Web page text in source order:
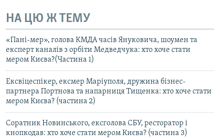
НА ЦЮ Ж ТЕМУ
«Пані-мер», голова КМДА часів Януковича, шоумен та
експерт каналів з орбіти Медведчука: хто хоче стати
мером Києва?(Частина 1)
Ексвіцеспікер, ексмер Маріуполя, дружина бізнес-
партнера Портнова та напарниця Тищенка: хто хоче стати
мером Києва? (частина 2)
Соратник Новинського, ексголова СБУ, ресторатор і
кнопкодав: хто хоче стати мером Києва? (частина 3)